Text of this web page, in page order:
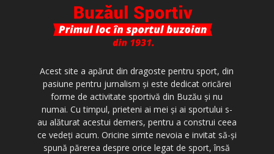
Acest site a apărut din dragoste pentru sport, din
pasiune pentru jurnalism şi este dedicat oricărei
forme de activitate sportivă din Buzău şi nu
numai. Cu timpul, prieteni ai mei şi ai sportului s-
au alăturat acestui demers, pentru a construi ceea
ce vedeţi acum. Oricine simte nevoia e invitat să-şi
spună părerea despre orice legat de sport, însă